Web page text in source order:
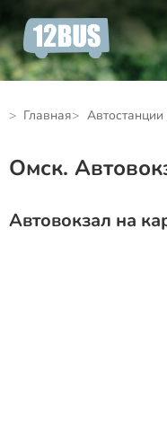
Главная
Омск.
Автовокзал на